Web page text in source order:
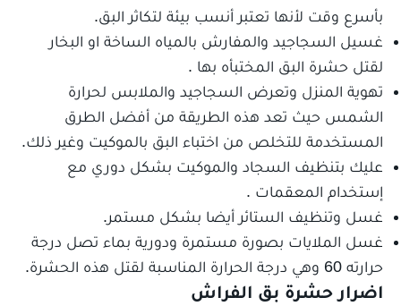
بأسرع وقت لأنها تعتبر أنسب بيئة لتكاثر البق.
غسيل السجاجيد والمفارش بالمياه الساخة او البخار
لقتل حشرة البق المختبأه بها .
تهوية المنزل وتعرض السجاجيد والملابس لحرارة
الشمس حيث تعد هذه الطريقة من أفضل الطرق
المستخدمة للتخلص من اختباء البق بالموكيت وغير ذلك.
عليك بتنظيف السجاد والموكيت بشكل دوري مع
إستخدام المعقمات .
غسل وتنظيف الستائر أيضا بشكل مستمر.
غسل الملايات بصورة مستمرة ودورية بماء تصل درجة
حرارته 60 وهي درجة الحرارة المناسبة لقتل هذه الحشرة.
اضرار حشرة بق الفراش